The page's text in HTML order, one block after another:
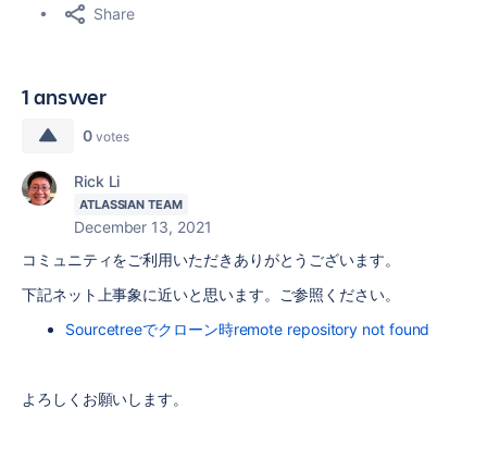
Share
1 answer
0 votes
Rick Li
ATLASSIAN TEAM
December 13, 2021
コミュニティをご利用いただきありがとうございます。
下記ネット上事象に近いと思います。ご参照ください。
Sourcetreeでクローン時remote repository not found
よろしくお願いします。